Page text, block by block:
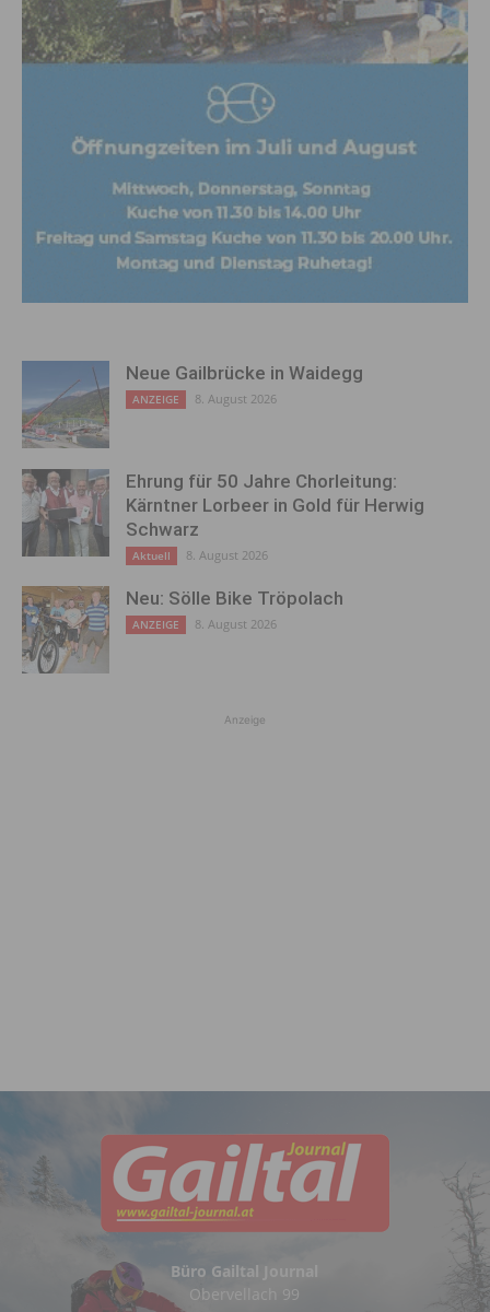
Neue Gailbrücke in Waidegg
ANZEIGE 8. August 2026
Ehrung für 50 Jahre Chorleitung:
Kärntner Lorbeer in Gold für Herwig
Schwarz
Aktuell 8. August 2026
Neu: Sölle Bike Tröpolach
ANZEIGE 8. August 2026
Anzeige
Büro Gailtal Journal
Obervellach 99